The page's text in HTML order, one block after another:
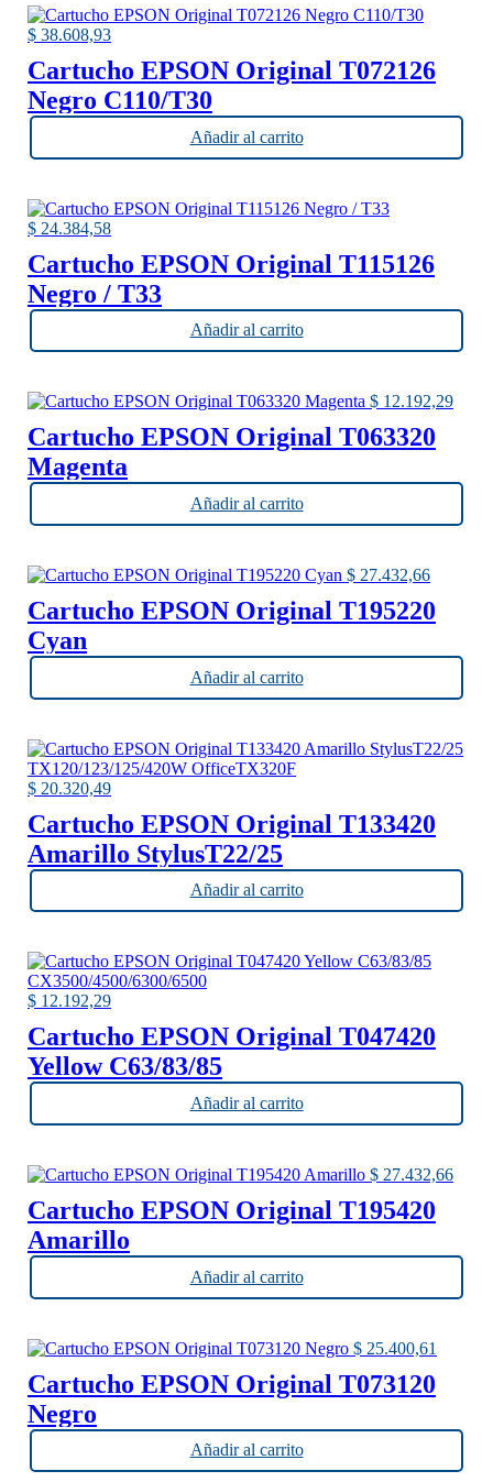
$ 38.608,93
Cartucho EPSON Original T072126
Negro C110/T30
Añadir al carrito
$ 24.384,58
Cartucho EPSON Original T115126
Negro / T33
Añadir al carrito
$ 12.192,29
Cartucho EPSON Original T063320
Magenta
Añadir al carrito
$ 27.432,66
Cartucho EPSON Original T195220
Cyan
Añadir al carrito
$ 20.320,49
Cartucho EPSON Original T133420
Amarillo StylusT22/25
TX120/123/125/420W OfficeTX320F
Añadir al carrito
$ 12.192,29
Cartucho EPSON Original T047420
Yellow C63/83/85
CX3500/4500/6300/6500
Añadir al carrito
$ 27.432,66
Cartucho EPSON Original T195420
Amarillo
Añadir al carrito
$ 25.400,61
Cartucho EPSON Original T073120
Negro
Añadir al carrito